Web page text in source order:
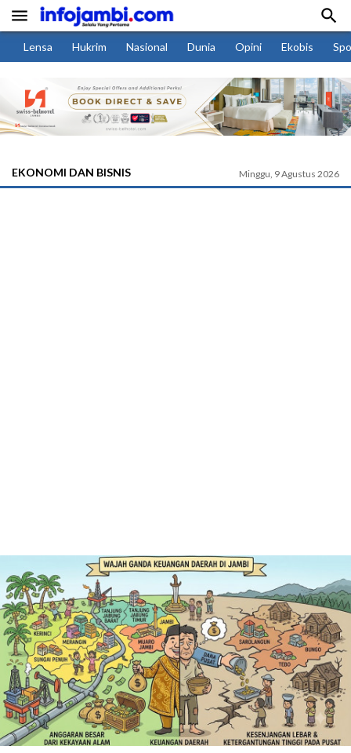
 
Lensa Hukrim Nasional Dunia Opini Ekobis
EKONOMI DAN BISNIS Minggu, 9 Agustus 2026